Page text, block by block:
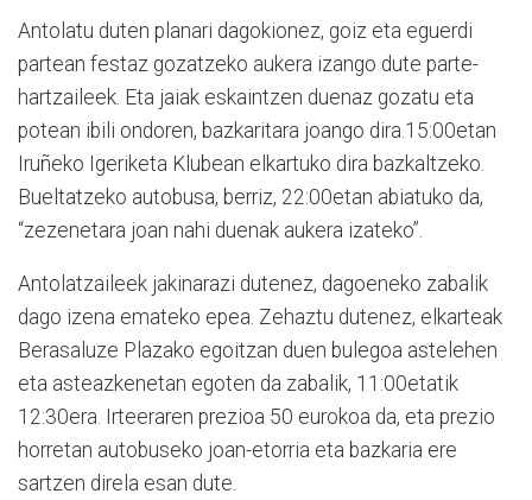
Antolatu duten planari dagokionez, goiz eta eguerdi
partean festaz gozatzeko aukera izango dute parte-
hartzaileek. Eta jaiak eskaintzen duenaz gozatu eta
potean ibili ondoren, bazkaritara joango dira.15:00etan
Iruñeko Igeriketa Klubean elkartuko dira bazkaltzeko.
Bueltatzeko autobusa, berriz, 22:00etan abiatuko da,
“zezenetara joan nahi duenak aukera izateko”.
Antolatzaileek jakinarazi dutenez, dagoeneko zabalik
dago izena emateko epea. Zehaztu dutenez, elkarteak
Berasaluze Plazako egoitzan duen bulegoa astelehen
eta asteazkenetan egoten da zabalik, 11:00etatik
12:30era. Irteeraren prezioa 50 eurokoa da, eta prezio
horretan autobuseko joan-etorria eta bazkaria ere
sartzen direla esan dute.